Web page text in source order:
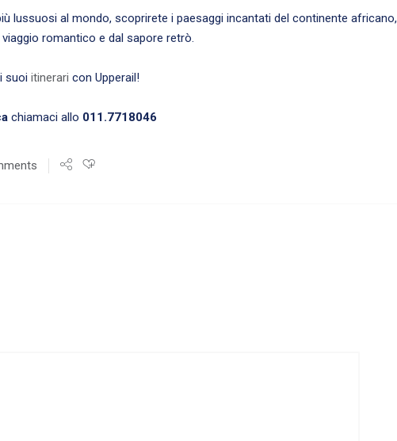
lussuosi al mondo, scoprirete i paesaggi incantati del continente africano,
romantico e dal sapore retrò.
suoi itinerari con Upperail!
chiamaci allo 011.7718046